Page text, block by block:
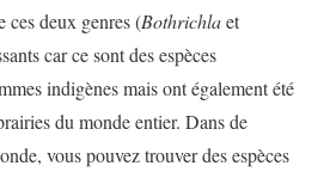
ces deux genres (Bothrichlaet
car ce sont des espèces
indigènes mais ont également été
du monde entier. Dans de
vous pouvez trouver des espèces